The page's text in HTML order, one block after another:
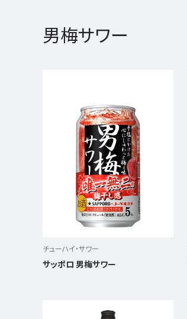
男梅サワー
チューハイ・サワー
サッポロ 男梅サワー